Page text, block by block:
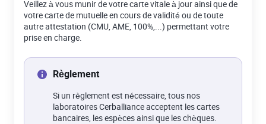
Veillez à vous munir de votre carte vitale à jour ainsi que de
votre carte de mutuelle en cours de validité ou de toute
autre attestation (CMU, AME, 100%,...) permettant votre
prise en charge.
Règlement
Si un règlement est nécessaire, tous nos
laboratoires Cerballiance acceptent les cartes
bancaires, les espèces ainsi que les chèques.